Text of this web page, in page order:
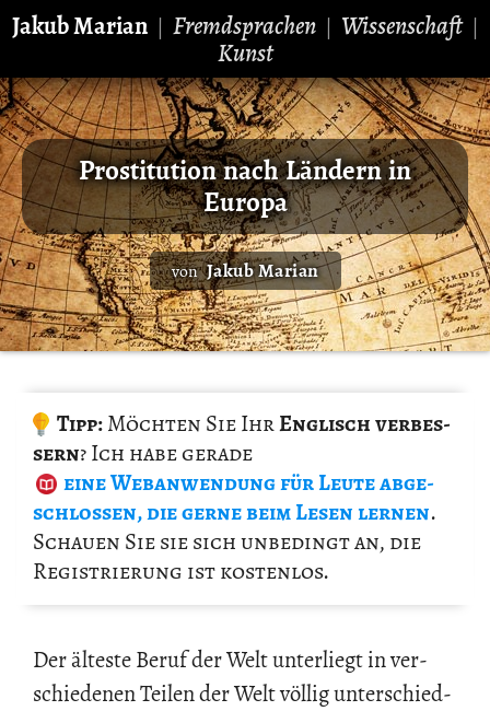
Jakub Marian| Fremdsprachen| Wissenschaft|
Kunst
Prostitution nach Ländern in
Europa
von Jakub Marian
Tipp:Möch­ten Sie IhrEng­lisch ver­bes­
sern? Ich habe ge­ra­de
eine Web­an­wen­dungfür Leute ab­ge­
schlos­sen, die gerne beim Lesen ler­nen.
Schau­en Sie sie sich un­be­dingt an, die
Re­gis­trie­rung ist kos­ten­los.
Der äl­tes­te Beruf der Welt un­ter­liegt in ver­
schie­de­nen Tei­len der Welt völ­lig un­ter­schied­